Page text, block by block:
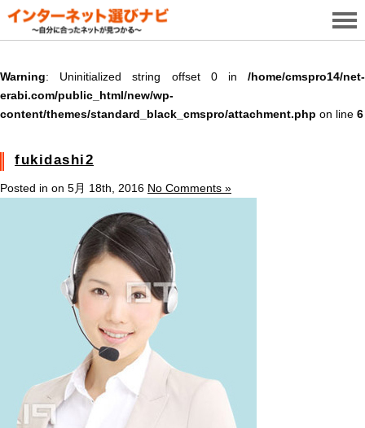
Warning: Uninitialized string offset 0 in /home/cmspro14/net-
erabi.com/public_html/new/wp-
content/themes/standard_black_cmspro/attachment.php on line 6
fukidashi2
Posted in on 5月 18th, 2016 No Comments »